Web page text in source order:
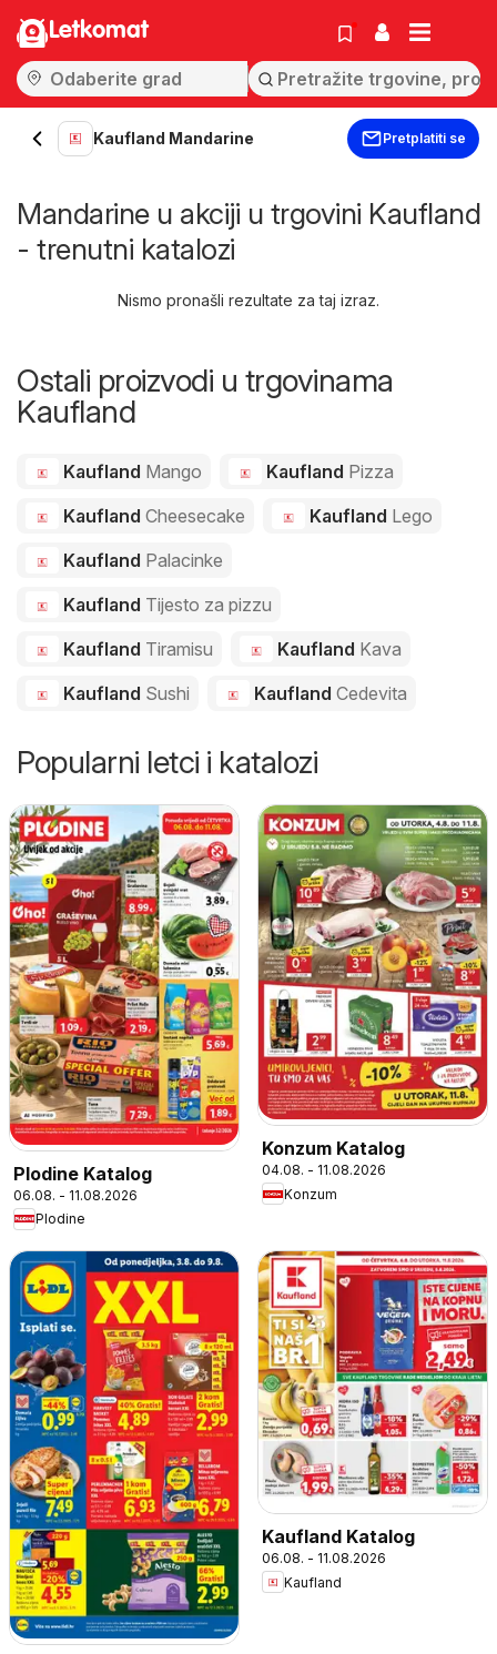
Letkomat
Kaufland Mandarine Pretplatiti se
Mandarine u akciji u trgovini Kaufland
- trenutni katalozi
Nismo pronašli rezultate za taj izraz.
Ostali proizvodi u trgovinama
Kaufland
Kaufland Mango Kaufland Pizza
Kaufland Cheesecake Kaufland Lego
Kaufland Palacinke
Kaufland Tijesto za pizzu
Kaufland Tiramisu Kaufland Kava
Kaufland Sushi Kaufland Cedevita
Popularni letci i katalozi
Plodine Katalog
06.08. - 11.08.2026
Plodine
Konzum Katalog
04.08. - 11.08.2026
Konzum
Kaufland Katalog
06.08. - 11.08.2026
Kaufland